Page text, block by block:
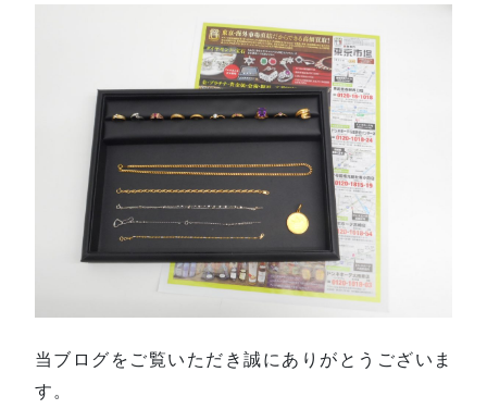
当ブログをご覧いただき誠にありがとうございま
す。